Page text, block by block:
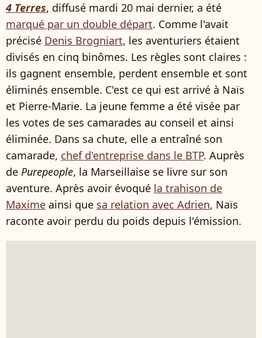
4 Terres, diffusé mardi 20 mai dernier, a été
marqué par un double départ. Comme l'avait
précisé Denis Brogniart, les aventuriers étaient
divisés en cinq binômes. Les règles sont claires :
ils gagnent ensemble, perdent ensemble et sont
éliminés ensemble. C'est ce qui est arrivé à Naïs
et Pierre-Marie. La jeune femme a été visée par
les votes de ses camarades au conseil et ainsi
éliminée. Dans sa chute, elle a entraîné son
camarade, chef d'entreprise dans le BTP. Auprès
de Purepeople, la Marseillaise se livre sur son
aventure. Après avoir évoqué la trahison de
Maxime ainsi que sa relation avec Adrien, Naïs
raconte avoir perdu du poids depuis l'émission.